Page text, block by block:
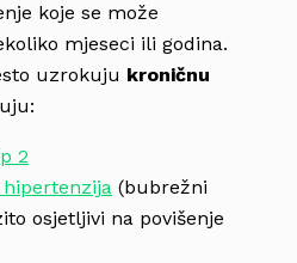
koje se može
mjeseci ili godina.
uzrokuju kroničnu
2
(bubrežni
osjetljivi na povišenje